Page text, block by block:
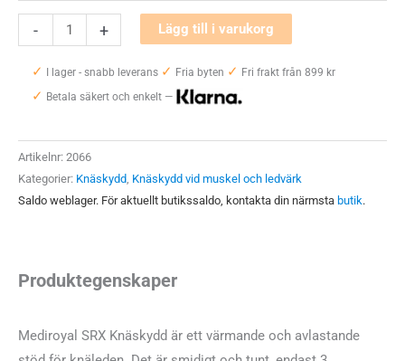
-
Mediroyal
SRX
Knäskydd
mängd
+ Lägg till i varukorg
✓ I lager - snabb leverans ✓ Fria byten ✓ Fri frakt från 899 kr
✓ Betala säkert och enkelt —
Artikelnr: 2066
Kategorier: Knäskydd, Knäskydd vid muskel och ledvärk
Saldo weblager. För aktuellt butikssaldo, kontakta din närmsta butik.
Produktegenskaper
Mediroyal SRX Knäskydd är ett värmande och avlastande